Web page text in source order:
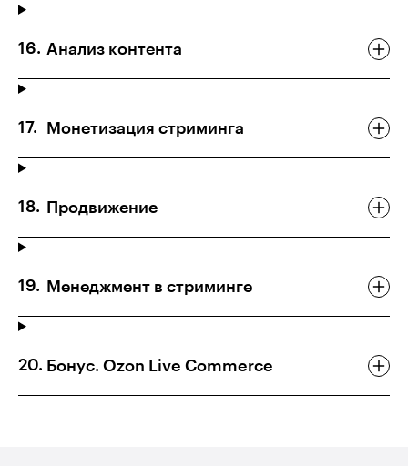
Анализ контента
Монетизация стриминга
Продвижение
Менеджмент в стриминге
Бонус. Ozon Live Commerce